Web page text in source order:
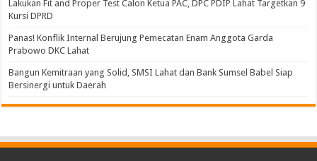
Lakukan Fit and Proper Test Calon Ketua PAC, DPC PDIP Lahat Targetkan 9
Kursi DPRD
Panas! Konflik Internal Berujung Pemecatan Enam Anggota Garda
Prabowo DKC Lahat
Bangun Kemitraan yang Solid, SMSI Lahat dan Bank Sumsel Babel Siap
Bersinergi untuk Daerah